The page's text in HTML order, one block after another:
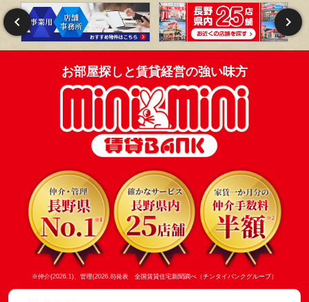
お部屋探しと賃貸経営の強い味方
※仲介(2026.1)、管理(2026.8)発表 全国賃貸住宅新聞調べ（チンタイバンクグループ）